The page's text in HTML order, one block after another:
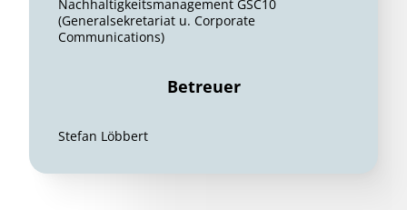
Nachhaltigkeitsmanagement GSC10
(Generalsekretariat u. Corporate
Communications)
Betreuer
Stefan Löbbert